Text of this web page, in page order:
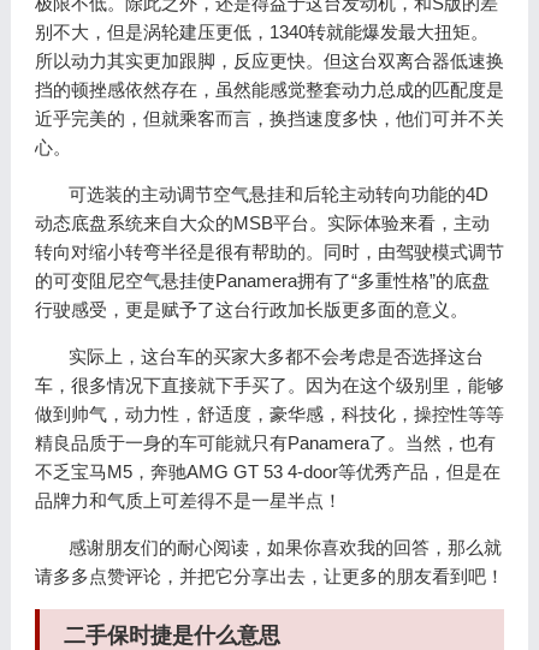
别不大，但是涡轮建压更低，1340转就能爆发最大扭矩。
所以动力其实更加跟脚，反应更快。但这台双离合器低速换
挡的顿挫感依然存在，虽然能感觉整套动力总成的匹配度是
近乎完美的，但就乘客而言，换挡速度多快，他们可并不关
心。
可选装的主动调节空气悬挂和后轮主动转向功能的4D
动态底盘系统来自大众的MSB平台。实际体验来看，主动
转向对缩小转弯半径是很有帮助的。同时，由驾驶模式调节
的可变阻尼空气悬挂使Panamera拥有了“多重性格”的底盘
行驶感受，更是赋予了这台行政加长版更多面的意义。
实际上，这台车的买家大多都不会考虑是否选择这台
车，很多情况下直接就下手买了。因为在这个级别里，能够
做到帅气，动力性，舒适度，豪华感，科技化，操控性等等
精良品质于一身的车可能就只有Panamera了。当然，也有
不乏宝马M5，奔驰AMG GT 53 4-door等优秀产品，但是在
品牌力和气质上可差得不是一星半点！
感谢朋友们的耐心阅读，如果你喜欢我的回答，那么就
请多多点赞评论，并把它分享出去，让更多的朋友看到吧！
二手保时捷是什么意思